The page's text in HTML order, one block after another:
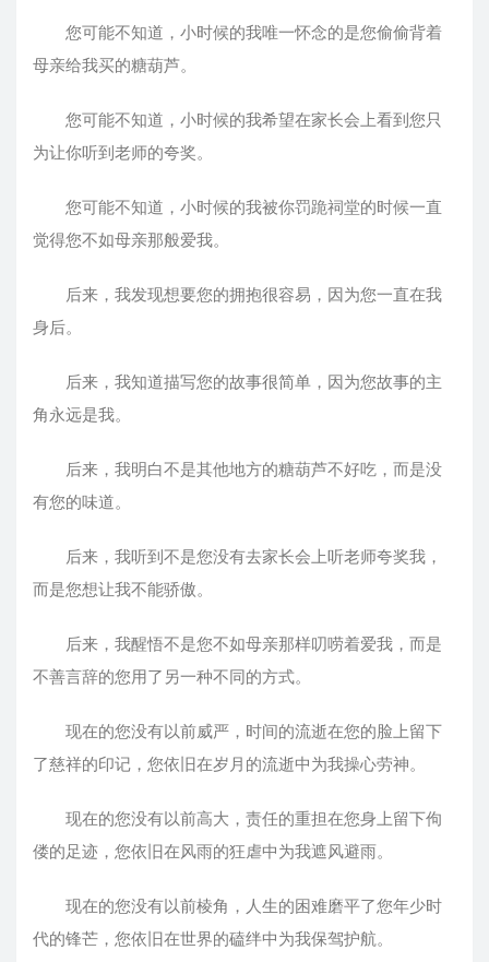
您可能不知道，小时候的我唯一怀念的是您偷偷背着
母亲给我买的糖葫芦。
您可能不知道，小时候的我希望在家长会上看到您只
为让你听到老师的夸奖。
您可能不知道，小时候的我被你罚跪祠堂的时候一直
觉得您不如母亲那般爱我。
后来，我发现想要您的拥抱很容易，因为您一直在我
身后。
后来，我知道描写您的故事很简单，因为您故事的主
角永远是我。
后来，我明白不是其他地方的糖葫芦不好吃，而是没
有您的味道。
后来，我听到不是您没有去家长会上听老师夸奖我，
而是您想让我不能骄傲。
后来，我醒悟不是您不如母亲那样叨唠着爱我，而是
不善言辞的您用了另一种不同的方式。
现在的您没有以前威严，时间的流逝在您的脸上留下
了慈祥的印记，您依旧在岁月的流逝中为我操心劳神。
现在的您没有以前高大，责任的重担在您身上留下佝
偻的足迹，您依旧在风雨的狂虐中为我遮风避雨。
现在的您没有以前棱角，人生的困难磨平了您年少时
代的锋芒，您依旧在世界的磕绊中为我保驾护航。